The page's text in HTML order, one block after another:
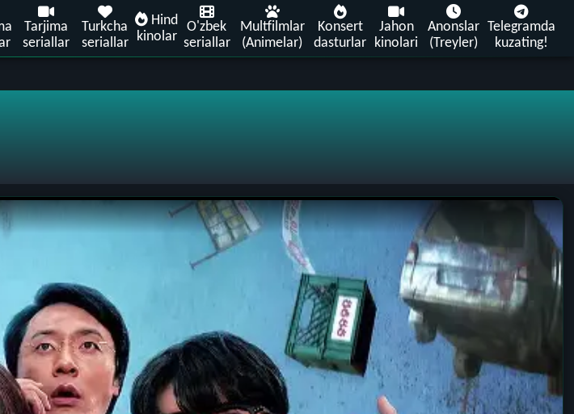
Tarjima
seriallar
Turkcha
seriallar
Hind
kinolar
O'zbek
seriallar
Multfilmlar
(Animelar)
Konsert
dasturlar
Jahon
kinolari
Anonslar
(Treyler)
Telegramda
kuzating!